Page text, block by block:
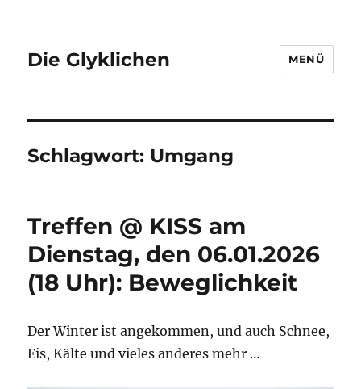
Die Glyklichen MENÜ
Schlagwort: Umgang
Treffen @ KISS am
Dienstag, den 06.01.2026
(18 Uhr): Beweglichkeit
Der Winter ist angekommen, und auch Schnee,
Eis, Kälte und vieles anderes mehr …